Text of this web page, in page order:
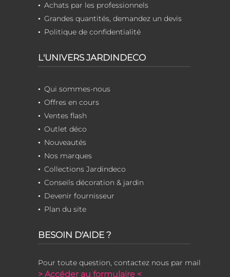
Achats par les professionnels
Grandes quantités, demandez un devis
Politique de confidentialité
L'UNIVERS JARDINDECO
Qui sommes-nous
Offres en cours
Ventes flash
Outlet déco
Nouveautés
Nos marques
Collections Jardindeco
Conseils décoration & jardin
Devenir fournisseur
Plan du site
BESOIN D'AIDE ?
Pour toute question, contactez nous par mail
> Accéder au formulaire <